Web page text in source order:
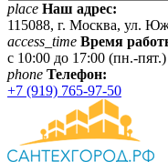
place Наш адрес:
115088, г. Москва, ул.
access_time Время
c 10:00 до 17:00 (пн.-пят.)
phone Телефон:
+7 (919) 765-97-50